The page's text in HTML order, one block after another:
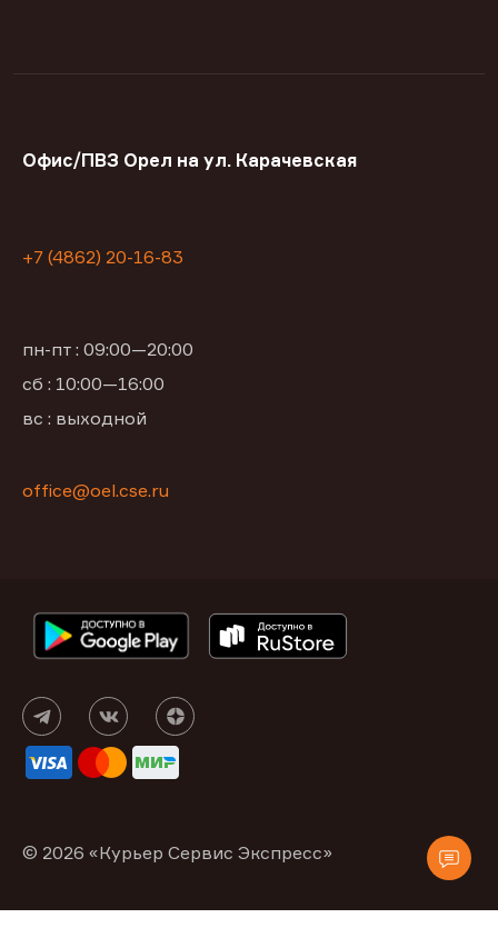
Офис/ПВЗ Орел на ул. Карачевская
+7 (4862) 20-16-83
пн-пт : 09:00—20:00
сб : 10:00—16:00
вс : выходной
office@oel.cse.ru
© 2026 «Курьер Сервис Экспресс»